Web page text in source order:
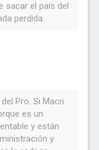
sacar el país del
perdida.
Pro. Si Macri
es un
y están
y